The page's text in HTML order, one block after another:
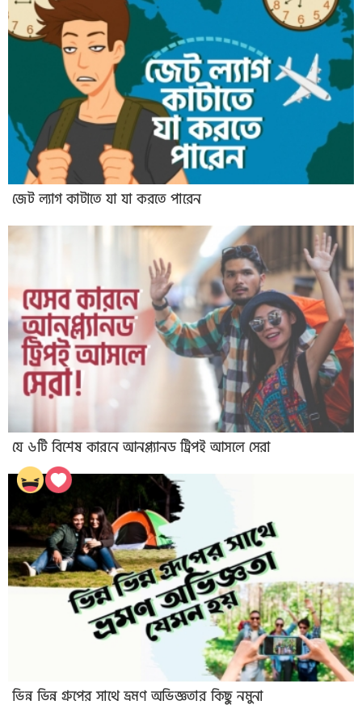
জেট ল্যাগ কাটাতে যা যা করতে পারেন
যে ৬টি বিশেষ কারনে আনপ্ল্যানড ট্রিপই আসলে সেরা
ভিন্ন ভিন্ন গ্রুপের সাথে ভ্রমণ অভিজ্ঞতার কিছু নমুনা